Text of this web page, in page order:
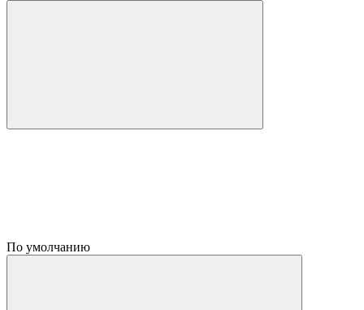
По умолчанию